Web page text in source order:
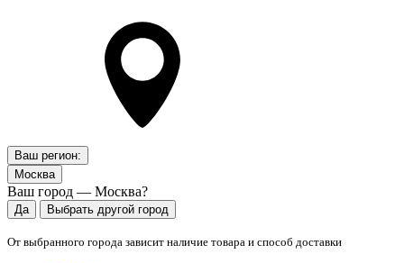
Ваш регион:
Москва
Ваш город — Москва?
Да Выбрать другой город
От выбранного города зависит наличие товара и способ доставки